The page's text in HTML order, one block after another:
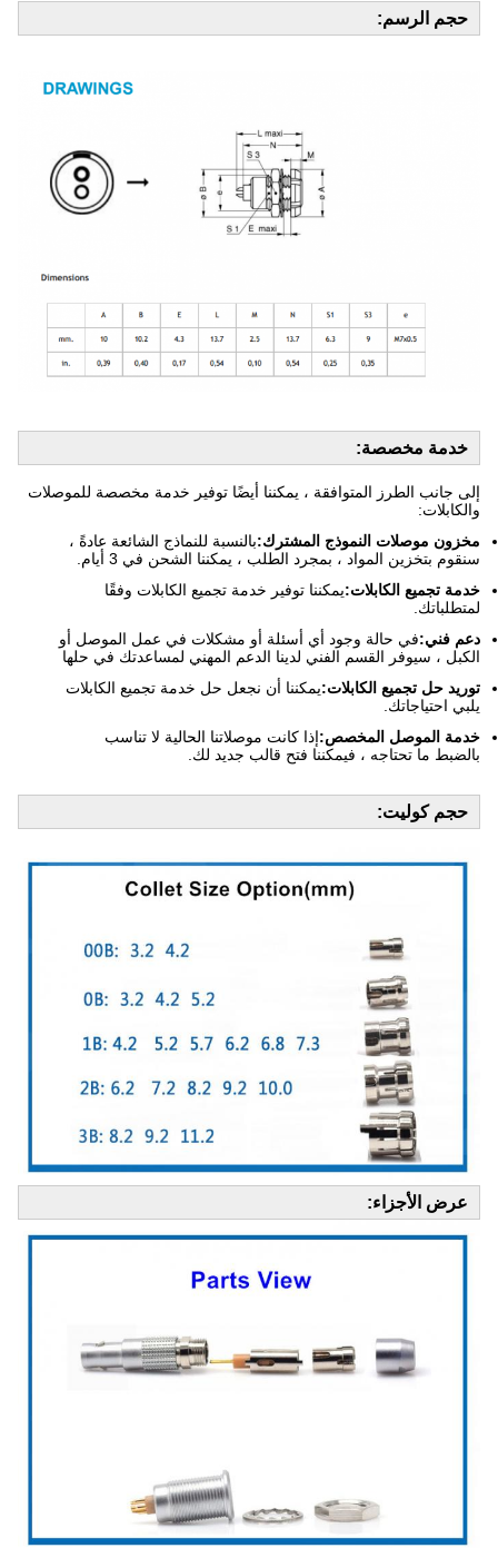
حجم الرسم:
خدمة مخصصة:
إلى جانب الطرز المتوافقة ، يمكننا أيضًا توفير خدمة مخصصة للموصلات
والكابلات:
مخزون موصلات النموذج المشترك:بالنسبة للنماذج الشائعة عادةً ،
سنقوم بتخزين المواد ، بمجرد الطلب ، يمكننا الشحن في 3 أيام.
خدمة تجميع الكابلات:يمكننا توفير خدمة تجميع الكابلات وفقًا
لمتطلباتك.
دعم فني:في حالة وجود أي أسئلة أو مشكلات في عمل الموصل أو
الكبل ، سيوفر القسم الفني لدينا الدعم المهني لمساعدتك في حلها
توريد حل تجميع الكابلات:يمكننا أن نجعل حل خدمة تجميع الكابلات
يلبي احتياجاتك.
خدمة الموصل المخصص:إذا كانت موصلاتنا الحالية لا تناسب
بالضبط ما تحتاجه ، فيمكننا فتح قالب جديد لك.
حجم كوليت:
عرض الأجزاء: